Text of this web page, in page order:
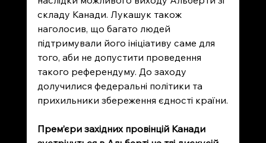
складу Канади. Лукашук також
наголосив, що багато людей
підтримували його ініціативу саме для
того, аби не допустити проведення
такого референдуму. До заходу
долучилися федеральні політики та
прихильники збереження єдності країни.
Прем’єри західних провінцій Канади